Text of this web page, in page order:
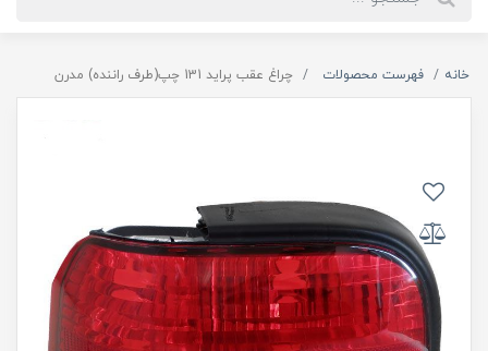
خانه فهرست محصولات چراغ عقب پراید 131 چپ(طرف راننده) مدرن